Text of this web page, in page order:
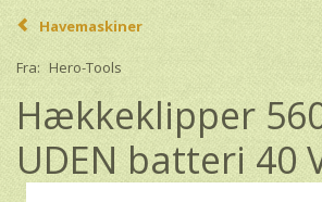
Havemaskiner
Fra: Hero-Tools
Hækkeklipper
UDEN batteri 40